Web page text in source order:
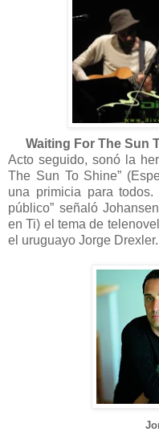
Waiting For The Sun
Acto seguido, sonó la
The Sun To Shine”
una primicia para
público” señaló
en Ti) el tema de
el uruguayo Jorge Drexler.